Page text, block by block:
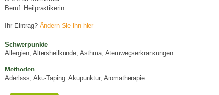
Beruf: Heilpraktikerin
Ihr Eintrag? Ändern Sie ihn hier
Schwerpunkte
Allergien, Altersheilkunde, Asthma, Atemwegserkrankungen
Methoden
Aderlass, Aku-Taping, Akupunktur, Aromatherapie